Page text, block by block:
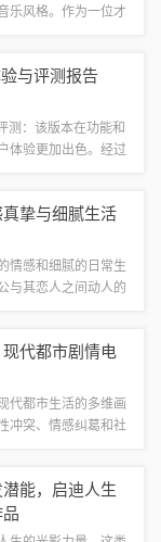
乐风格。作为一位才
碑，值得期待和...
与评测报告
测：该版本在功能和
体验更加出色。经过
言，K8最新...
挚与细腻生活
情感和细腻的日常生
与其恋人之间动人的
美好，让你感受...
代都市剧情电
代都市生活的多维画
冲突、情感纠葛和社
机遇，引发观众...
能，启迪人生